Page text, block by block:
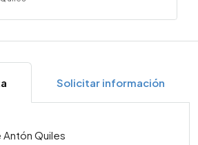
Solicitar información
Antón Quiles